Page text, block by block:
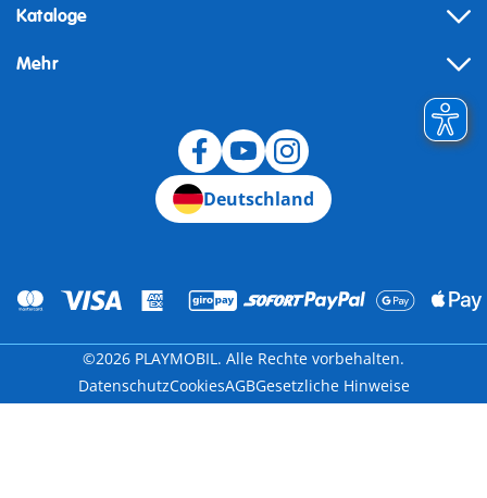
Kataloge
Mehr
Deutschland
©2026 PLAYMOBIL. Alle Rechte vorbehalten.
DatenschutzCookiesAGBGesetzliche Hinweise